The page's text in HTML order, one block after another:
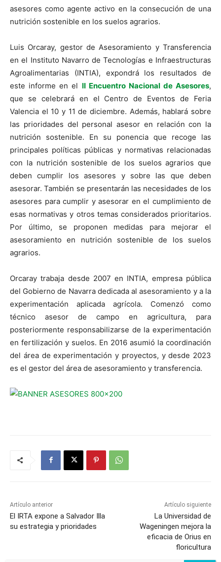
asesores como agente activo en la consecución de una
nutrición sostenible en los suelos agrarios.
Luis Orcaray, gestor de Asesoramiento y Transferencia
en el Instituto Navarro de Tecnologías e Infraestructuras
Agroalimentarias (INTIA), expondrá los resultados de
este informe en el II Encuentro Nacional de Asesores,
que se celebrará en el Centro de Eventos de Feria
Valencia el 10 y 11 de diciembre. Además, hablará sobre
las prioridades del personal asesor en relación con la
nutrición sostenible. En su ponencia que recoge las
principales políticas públicas y normativas relacionadas
con la nutrición sostenible de los suelos agrarios que
deben cumplir los asesores y sobre las que deben
asesorar. También se presentarán las necesidades de los
asesores para cumplir y asesorar en el cumplimiento de
esas normativas y otros temas considerados prioritarios.
Por último, se proponen medidas para mejorar el
asesoramiento en nutrición sostenible de los suelos
agrarios.
Orcaray trabaja desde 2007 en INTIA, empresa pública
del Gobierno de Navarra dedicada al asesoramiento y a la
experimentación aplicada agrícola. Comenzó como
técnico asesor de campo en agricultura, para
posteriormente responsabilizarse de la experimentación
en fertilización y suelos. En 2016 asumió la coordinación
del área de experimentación y proyectos, y desde 2023
es el gestor del área de asesoramiento y transferencia.
Artículo anterior
El IRTA expone a Salvador Illa
su estrategia y prioridades
Artículo siguiente
La Universidad de
Wageningen mejora la
eficacia de Orius en
floricultura